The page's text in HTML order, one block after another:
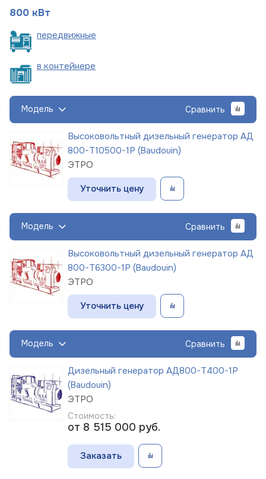
800 кВт
передвижные
в контейнере
Модель Сравнить
Высоковольтный дизельный генератор АД
800-Т10500-1Р (Baudouin)
ЭТРО
Уточнить цену
Модель Сравнить
Высоковольтный дизельный генератор АД
800-Т6300-1Р (Baudouin)
ЭТРО
Уточнить цену
Модель Сравнить
Дизельный генератор АД800-Т400-1Р
(Baudouin)
ЭТРО
Стоимость:
от 8 515 000 руб.
Заказать